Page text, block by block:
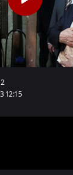
12:15